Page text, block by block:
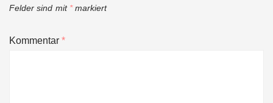
Felder sind mit *markiert
Kommentar*